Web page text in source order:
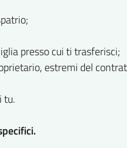
presso cui ti trasferisci;
estremi del
tu.